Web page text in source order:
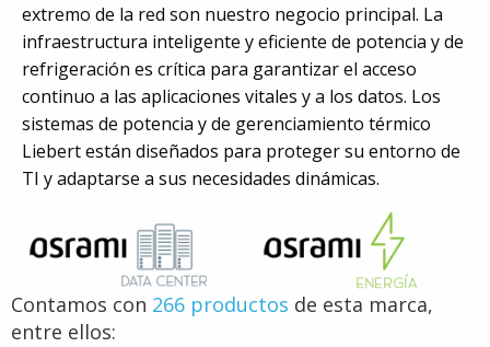
extremo de la red son nuestro negocio principal. La
infraestructura inteligente y eficiente de potencia y de
refrigeración es crítica para garantizar el acceso
continuo a las aplicaciones vitales y a los datos. Los
sistemas de potencia y de gerenciamiento térmico
Liebert están diseñados para proteger su entorno de
TI y adaptarse a sus necesidades dinámicas.
Contamos con 266 productos de esta marca,
entre ellos: